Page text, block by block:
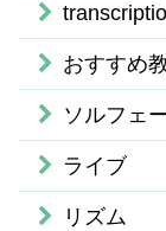
おすすめ
ソルフェ
ライブ
リズム